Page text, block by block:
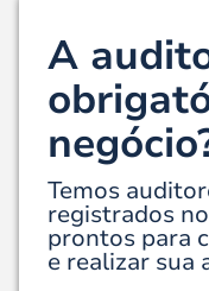
A
Temos
registrados
prontos para
e realizar sua